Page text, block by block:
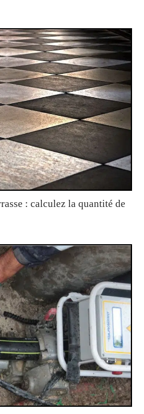
: calculez la quantité de